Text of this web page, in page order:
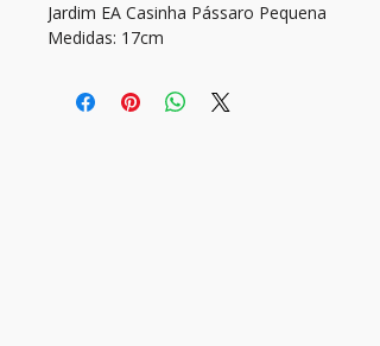
Jardim EA Casinha Pássaro Pequena
Medidas: 17cm